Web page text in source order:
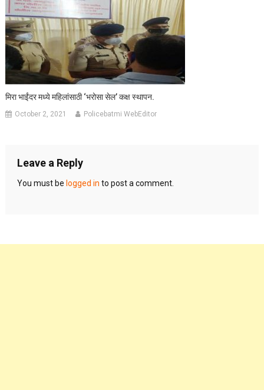
मिरा भाईंदर मध्ये महिलांसाठी ‘भरोसा सेल’ कक्ष स्थापन.
October 2, 2021 Policebatmi WebEditor
Leave a Reply
You must be logged in to post a comment.